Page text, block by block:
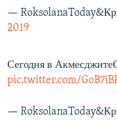
—
2019
Сегодня в
pic.twitter.com/
—